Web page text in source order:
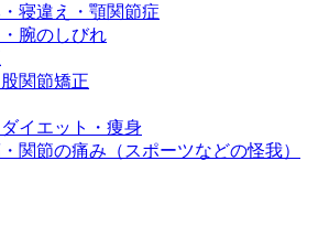
寝違え・顎関節症
腕のしびれ
関節矯正
イエット・痩身
関節の痛み（スポーツなどの怪我）